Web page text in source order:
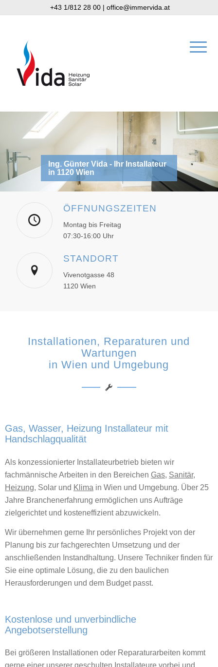
+43 1/812 28 00| office@immervida.at
Ing. Günter Vida - Ihr Installateur
in 1120 Wien
ÖFFNUNGSZEITEN
Montag bis Freitag
07:30-16:00 Uhr
STANDORT
Vivenotgasse 48
1120 Wien
Installationen, Reparaturen und
Wartungen
in Wien und Umgebung
Gas, Wasser, Heizung Installateur mit
Handschlagqualität
Als konzessionierter Installateurbetrieb bieten wir
fachmännische Arbeiten in den Bereichen Gas, Sanitär,
Heizung, Solar und Klima in Wien und Umgebung. Über 25
Jahre Branchenerfahrung ermöglichen uns Aufträge
zielgerichtet und kosteneffizient abzuwickeln.
Wir übernehmen gerne Ihr persönliches Projekt von der
Planung bis zur fachgerechten Umsetzung und der
anschließenden Instandhaltung. Unsere Techniker finden für
Sie eine optimale Lösung, die zu den baulichen
Herausforderungen und dem Budget passt.
Kostenlose und unverbindliche
Angebotserstellung
Bei größeren Installationen oder Reparaturarbeiten kommt